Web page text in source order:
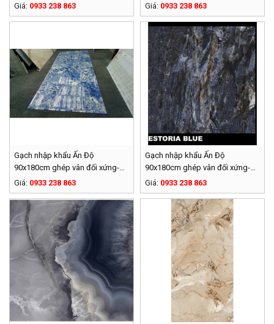
007
Giá: 0933 238 863
006
Giá: 0933 238 863
Gạch nhập khẩu Ấn Độ
90x180cm ghép vân đối xứng-
005
Giá: 0933 238 863
Gạch nhập khẩu Ấn Độ
90x180cm ghép vân đối xứng-
004
Giá: 0933 238 863